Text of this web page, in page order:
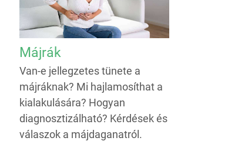
Májrák
Van-e jellegzetes tünete a
májráknak? Mi hajlamosíthat a
kialakulására? Hogyan
diagnosztizálható? Kérdések és
válaszok a májdaganatról.